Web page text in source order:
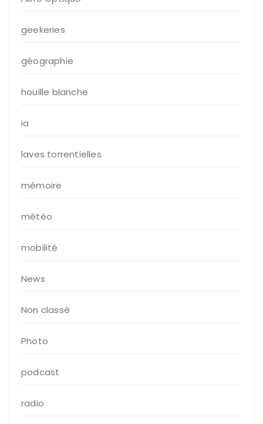
geekeries
géographie
houille blanche
ia
laves torrentielles
mémoire
météo
mobilité
News
Non classé
Photo
podcast
radio